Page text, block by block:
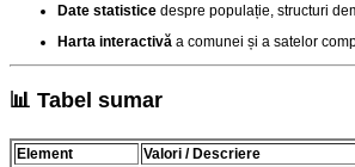
Date statistice despre populație, structuri
Harta interactivă a comunei și a satelor
📊 Tabel sumar
Element
Valori / Descriere